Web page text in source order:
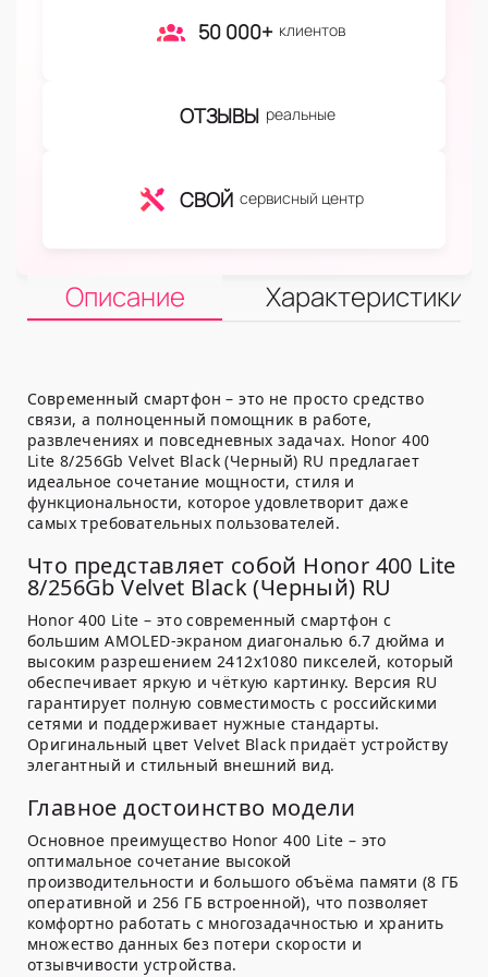
50 000+ клиентов
ОТЗЫВЫ реальные
СВОЙ сервисный центр
Описание Характеристики
Современный смартфон – это не просто средство
связи, а полноценный помощник в работе,
развлечениях и повседневных задачах. Honor 400
Lite 8/256Gb Velvet Black (Черный) RU предлагает
идеальное сочетание мощности, стиля и
функциональности, которое удовлетворит даже
самых требовательных пользователей.
Что представляет собой Honor 400 Lite
8/256Gb Velvet Black (Черный) RU
Honor 400 Lite – это современный смартфон с
большим AMOLED-экраном диагональю 6.7 дюйма и
высоким разрешением 2412x1080 пикселей, который
обеспечивает яркую и чёткую картинку. Версия RU
гарантирует полную совместимость с российскими
сетями и поддерживает нужные стандарты.
Оригинальный цвет Velvet Black придаёт устройству
элегантный и стильный внешний вид.
Главное достоинство модели
Основное преимущество Honor 400 Lite – это
оптимальное сочетание высокой
производительности и большого объёма памяти (8 ГБ
оперативной и 256 ГБ встроенной), что позволяет
комфортно работать с многозадачностью и хранить
множество данных без потери скорости и
отзывчивости устройства.